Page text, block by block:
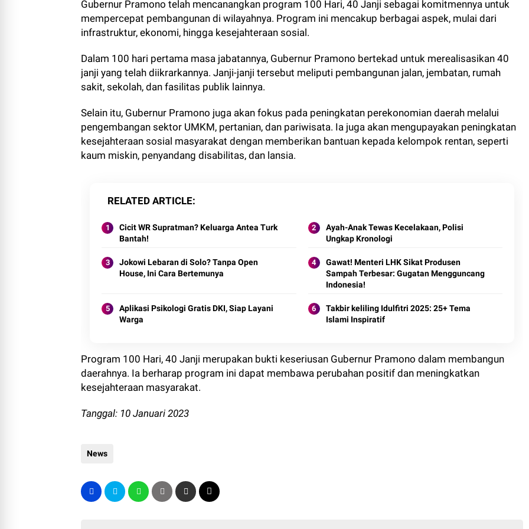
Gubernur Pramono telah mencanangkan program 100 Hari, 40 Janji sebagai komitmennya untuk
mempercepat pembangunan di wilayahnya. Program ini mencakup berbagai aspek, mulai dari
infrastruktur, ekonomi, hingga kesejahteraan sosial.
Dalam 100 hari pertama masa jabatannya, Gubernur Pramono bertekad untuk merealisasikan 40
janji yang telah diikrarkannya. Janji-janji tersebut meliputi pembangunan jalan, jembatan, rumah
sakit, sekolah, dan fasilitas publik lainnya.
Selain itu, Gubernur Pramono juga akan fokus pada peningkatan perekonomian daerah melalui
pengembangan sektor UMKM, pertanian, dan pariwisata. Ia juga akan mengupayakan peningkatan
kesejahteraan sosial masyarakat dengan memberikan bantuan kepada kelompok rentan, seperti
kaum miskin, penyandang disabilitas, dan lansia.
RELATED ARTICLE
Cicit WR Supratman? Keluarga Antea Turk
Bantah!
Ayah-Anak Tewas Kecelakaan, Polisi
Ungkap Kronologi
Jokowi Lebaran di Solo? Tanpa Open
House, Ini Cara Bertemunya
Gawat! Menteri LHK Sikat Produsen
Sampah Terbesar: Gugatan Mengguncang
Indonesia!
Aplikasi Psikologi Gratis DKI, Siap Layani
Warga
Takbir keliling Idulfitri 2025: 25+ Tema
Islami Inspiratif
Program 100 Hari, 40 Janji merupakan bukti keseriusan Gubernur Pramono dalam membangun
daerahnya. Ia berharap program ini dapat membawa perubahan positif dan meningkatkan
kesejahteraan masyarakat.
Tanggal: 10 Januari 2023
News